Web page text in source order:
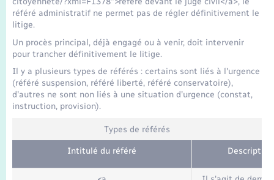
Transports
Voirie et espace public
référé administratif ne permet pas de régler définitivement le
litige.
Un procès principal, déjà engagé ou à venir, doit intervenir
pour trancher définitivement le litige.
Il y a plusieurs types de référés : certains sont liés à l'urgence
(référé suspension, référé liberté, référé conservatoire),
d'autres ne sont non liés à une situation d'urgence (constat,
instruction, provision).
Types de référés
Intitulé du référé Description